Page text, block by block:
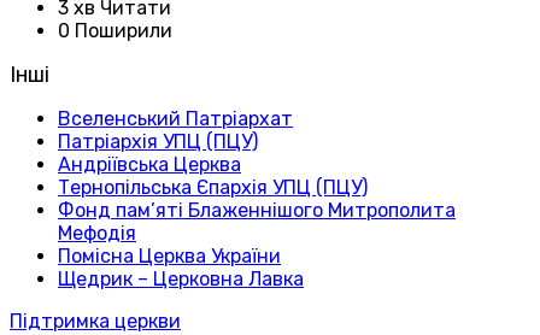
3 хв Читати
0 Поширили
Інші
Вселенський Патріархат
Патріархія УПЦ (ПЦУ)
Андріївська Церква
Тернопільська Єпархія УПЦ (ПЦУ)
Фонд пам’яті Блаженнішого Митрополита
Мефодія
Помісна Церква України
Щедрик – Церковна Лавка
Підтримка церкви